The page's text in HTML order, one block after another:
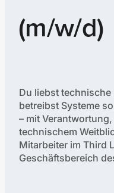
(m/w/d)
Du liebst
betreibst Systeme
– mit
technischem
Mitarbeiter im Third
Geschäftsbereich